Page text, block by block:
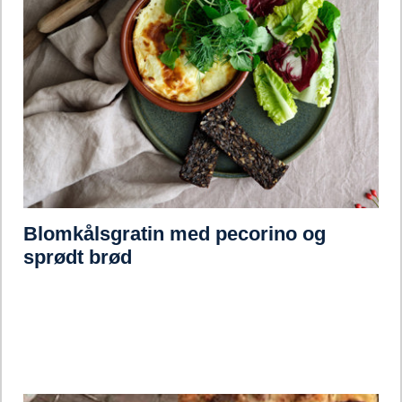
Blomkålsgratin med pecorino og
sprødt brød